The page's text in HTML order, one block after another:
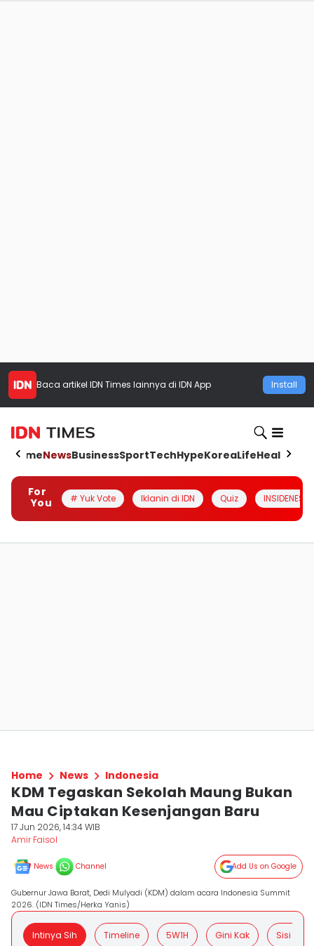
Baca artikel IDN Times lainnya di IDN App Install
HomeNewsBusinessSportTechHypeKoreaLifeHealth
For
You
# Yuk Vote Iklanin di IDN Quiz INSIDENESIA
Home News Indonesia
KDM Tegaskan Sekolah Maung Bukan
Mau Ciptakan Kesenjangan Baru
17 Jun 2026, 14:34 WIB
Amir Faisol
News Channel Add Us on Google
Gubernur Jawa Barat, Dedi Mulyadi (KDM) dalam acara Indonesia Summit
2026. (IDN Times/Herka Yanis)
Intinya Sih Timeline 5W1H Gini Kak Sisi